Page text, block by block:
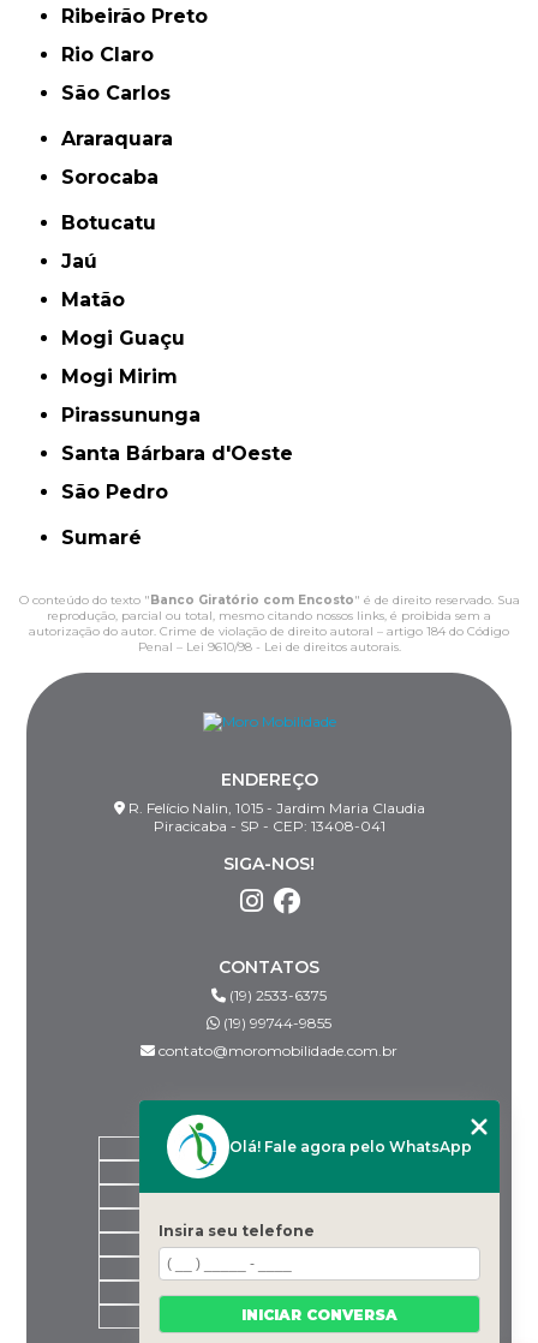
Ribeirão Preto
Rio Claro
São Carlos
Araraquara
Sorocaba
Botucatu
Jaú
Matão
Mogi Guaçu
Mogi Mirim
Pirassununga
Santa Bárbara d'Oeste
São Pedro
Sumaré
O conteúdo do texto " Banco Giratório com Encosto" é de direito reservado. Sua
reprodução, parcial ou total, mesmo citando nossos links, é proibida sem a
autorização do autor. Crime de violação de direito autoral – artigo 184 do Código
Penal – Lei 9610/98 - Lei de direitos autorais.
ENDEREÇO
R. Felício Nalin, 1015 - Jardim Maria Claudia
Piracicaba - SP - CEP: 13408-041
SIGA-NOS!
CONTATOS
(19) 2533-6375
(19) 99744-9855
contato@moromobilidade.com.br
HOME
PRODUTOS
DESPACHANTES PARCEIROS
CONTATO
CATEGORIAS
MAPA DO SITE
Olá! Fale agora pelo WhatsApp
Insira seu telefone
INICIAR CONVERSA